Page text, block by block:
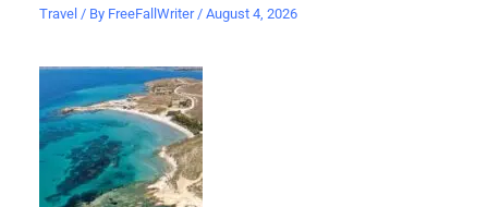
Travel / By FreeFallWriter /August 4, 2026